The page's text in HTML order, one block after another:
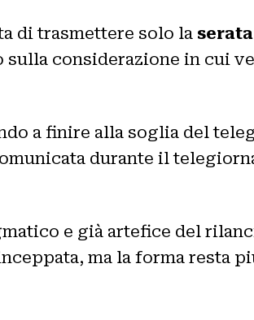
di trasmettere solo la
sulla considerazione in cui
a finire alla soglia del
durante il
e già artefice del
ma la forma resta